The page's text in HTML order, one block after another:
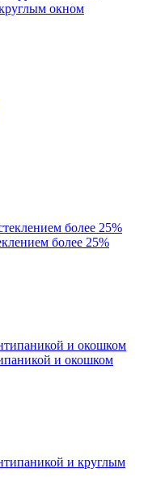
окном
более 25%
и окошком